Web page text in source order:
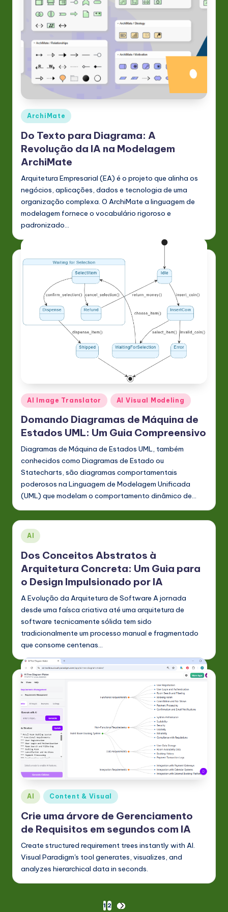
Posted
in
ArchiMate
Do Texto para Diagrama: A
Revolução da IA na Modelagem
ArchiMate
Arquitetura Empresarial (EA) é o projeto que alinha os
negócios, aplicações, dados e tecnologia de uma
organização complexa. O ArchiMate a linguagem de
modelagem fornece o vocabulário rigoroso e
padronizado…
Posted
in
AI Image Translator AI Visual Modeling
Domando Diagramas de Máquina de
Estados UML: Um Guia Compreensivo
Diagramas de Máquina de Estados UML, também
conhecidos como Diagramas de Estado ou
Statecharts, são diagramas comportamentais
poderosos na Linguagem de Modelagem Unificada
(UML) que modelam o comportamento dinâmico de…
Posted
AI
Dos Conceitos Abstratos à
Arquitetura Concreta: Um Guia para
o Design Impulsionado por IA
A Evolução da Arquitetura de Software A jornada
desde uma faísca criativa até uma arquitetura de
software tecnicamente sólida tem sido
tradicionalmente um processo manual e fragmentado
que consome centenas…
Posted
in
AI Content & Visual
Crie uma árvore de Gerenciamento
de Requisitos em segundos com IA
Create structured requirement trees instantly with AI.
Visual Paradigm's tool generates, visualizes, and
analyzes hierarchical data in seconds.
1 2
NEXT